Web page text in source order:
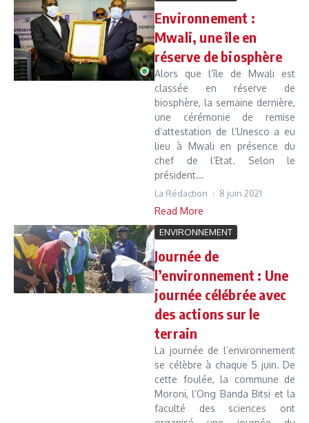
Environnement :
Mwali, une île en
réserve de biosphère
Alors que l’île de Mwali est
classée en réserve de
biosphère, la semaine dernière,
une cérémonie de remise
d’attestation de l’Unesco a eu
lieu à Mwali en présence du
chef de l’Etat. Selon le
président...
La Rédaction 8 juin 2021
Read More
ENVIRONNEMENT
Journée de
l’environnement : Une
journée célébrée avec
des actions sur le
terrain
La journée de l’environnement
se célèbre à chaque 5 juin. De
cette foulée, la commune de
Moroni, l’Ong Banda Bitsi et la
faculté des sciences ont